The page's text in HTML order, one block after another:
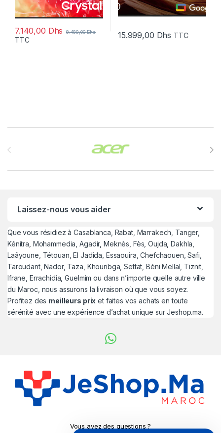
7.140,00 Dhs 8.489,00Dhs
TTC 15.999,00 Dhs TTC
Laissez-nous vous aider
Que vous résidiez à Casablanca, Rabat, Marrakech, Tanger,
Kénitra, Mohammedia, Agadir, Meknès, Fès, Oujda, Dakhla,
Laâyoune, Tétouan, El Jadida, Essaouira, Chefchaouen, Safi,
Taroudant, Nador, Taza, Khouribga, Settat, Béni Mellal, Tiznit,
Ifrane, Errachidia, Guelmim ou dans n’importe quelle autre ville
du Maroc, nous assurons la livraison où que vous soyez.
Profitez des meilleurs prix et faites vos achats en toute
sérénité avec une expérience d’achat unique sur Jeshop.ma.
Vous avez des questions ?